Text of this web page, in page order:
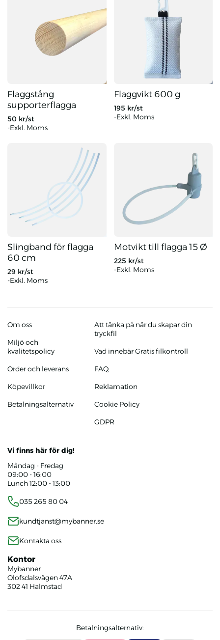
Flaggstång
supporterflagga
50 kr/st
-Exkl. Moms
Flaggvikt 600 g
195 kr/st
-Exkl. Moms
Slingband för flagga
60 cm
29 kr/st
-Exkl. Moms
Motvikt till flagga 15 Ø
225 kr/st
-Exkl. Moms
Om oss
Miljö och
kvalitetspolicy
Order och leverans
Köpevillkor
Betalningsalternativ
Att tänka på när du skapar din
tryckfil
Vad innebär Gratis filkontroll
FAQ
Reklamation
Cookie Policy
GDPR
Vi finns här för dig!
Måndag - Fredag
09:00 - 16:00
Lunch 12:00 - 13:00
035 265 80 04
kundtjanst@mybanner.se
Kontakta oss
Kontor
Mybanner
Olofsdalsvägen 47A
302 41 Halmstad
Betalningsalternativ: